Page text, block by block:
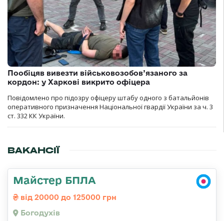
Пообіцяв вивезти військовозобов’язаного за
кордон: у Харкові викрито офіцера
Повідомлено про підозру офіцеру штабу одного з батальйонів
оперативного призначення Національної гвардії України за ч. 3
ст. 332 КК України.
ВАКАНСІЇ
Майстер БПЛА
від 20000 до 125000 грн
Богодухів